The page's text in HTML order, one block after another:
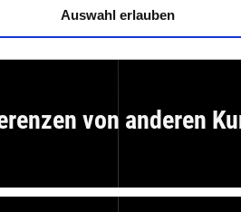
Auswahl erlauben
von anderen